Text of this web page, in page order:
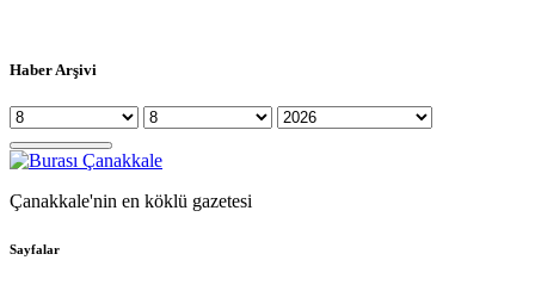
Haber Arşivi
Çanakkale'nin en köklü gazetesi
Sayfalar